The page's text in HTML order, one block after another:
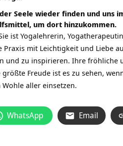
Seele wieder finden und uns
um dort hinzukommen.
ist Yogalehrerin,
mit Leichtigkeit und Liebe
und zu inspirieren. Ihre fröhliche
Freude ist es zu sehen,
aller einsetzen.
WhatsApp Email